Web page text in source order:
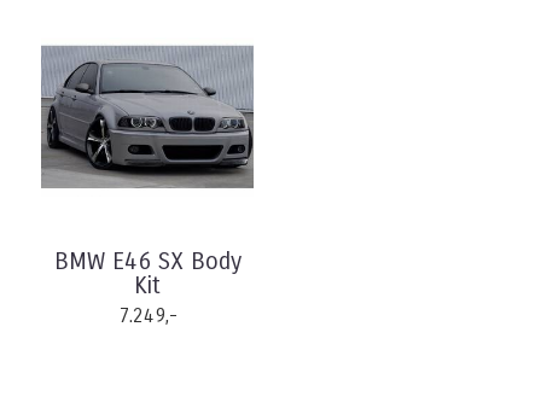
BMW E46 SX Body
Kit
7.249,-